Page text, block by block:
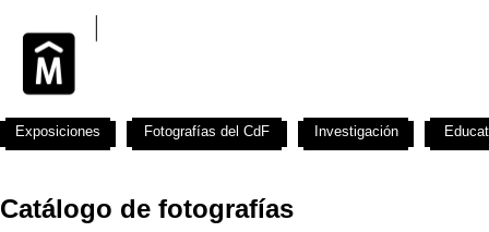
Catálogo de fotografías
Exposiciones Fotografías del CdF Investigación